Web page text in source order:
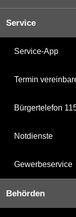
Service
Service-App
Termin
Bürgertelefon
Notdienste
Gewerbeservice
Behörden